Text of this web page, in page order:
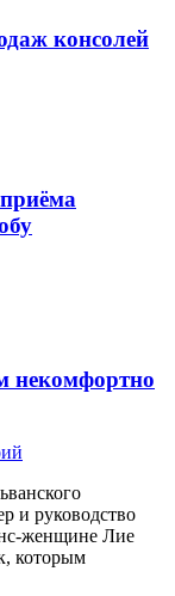
консолей
некомфортно
и руководство
женщине Лие
которым